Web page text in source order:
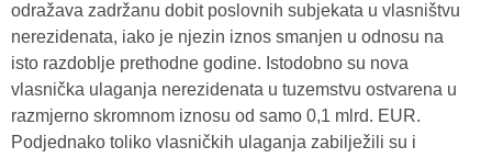
odražava zadržanu dobit poslovnih subjekata u vlasništvu
nerezidenata, iako je njezin iznos smanjen u odnosu na
isto razdoblje prethodne godine. Istodobno su nova
vlasnička ulaganja nerezidenata u tuzemstvu ostvarena u
razmjerno skromnom iznosu od samo 0,1 mlrd. EUR.
Podjednako toliko vlasničkih ulaganja zabilježili su i